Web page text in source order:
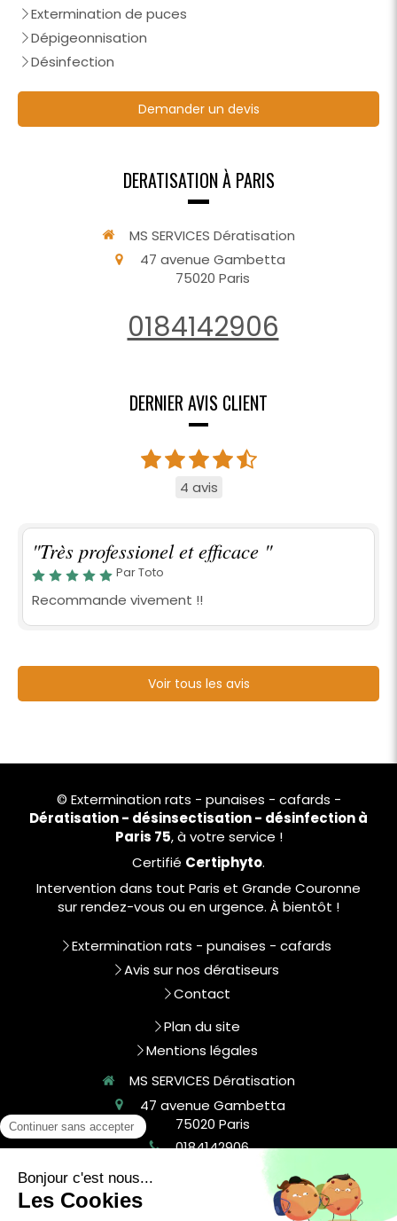
Extermination de puces
Dépigeonnisation
Désinfection
Demander un devis
DERATISATION À PARIS
MS SERVICES Dératisation
47 avenue Gambetta
75020 Paris
0184142906
DERNIER AVIS CLIENT
4 avis
"Très professionel et efficace "
Par Toto
Recommande vivement !!
Voir tous les avis
© Extermination rats - punaises - cafards -
Dératisation - désinsectisation - désinfection à
Paris 75, à votre service !
Certifié Certiphyto.
Intervention dans tout Paris et Grande Couronne
sur rendez-vous ou en urgence. À bientôt !
Extermination rats - punaises - cafards
Avis sur nos dératiseurs
Contact
Plan du site
Mentions légales
MS SERVICES Dératisation
47 avenue Gambetta
75020 Paris
0184142906
contact@msservices.fr
©2025 - Extermination de tous nuisibles